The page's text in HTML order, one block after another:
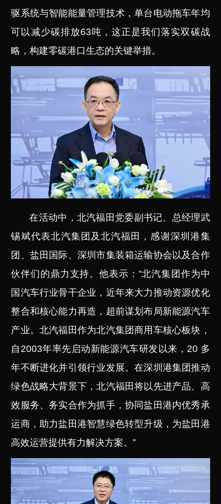
驱系统与智能能量管理技术，单台电动拖车年均
可以减少碳排放63吨，这正是我们落实双碳战
略，构建零碳港口生态的关键举措。
在活动中，北汽福田党委副书记、总经理武
锡斌代表北汽集团及北汽福田，感谢深圳港集
团、盐田国际、深圳市集装箱运输协会以及合作
伙伴们的鼎力支持。他表示：“北汽集团作为中
国汽车行业骨干企业，近年来大力推动资源优化
整合和核心能力再造，超前谋划布局新能源汽车
产业。北汽福田作为北汽集团商用车核心板块，
自2003年率先启动新能源汽车研发以来，20 多
年不断进化并引领行业发展。在深圳港集团推动
绿色战略大背景下，北汽福田将以先进产品、高
效服务、务实合作为抓手，协同盐田港内优秀承
运商，助力盐田港智慧绿色转型升级，为盐田港
高效运营提供有力解决方案。”